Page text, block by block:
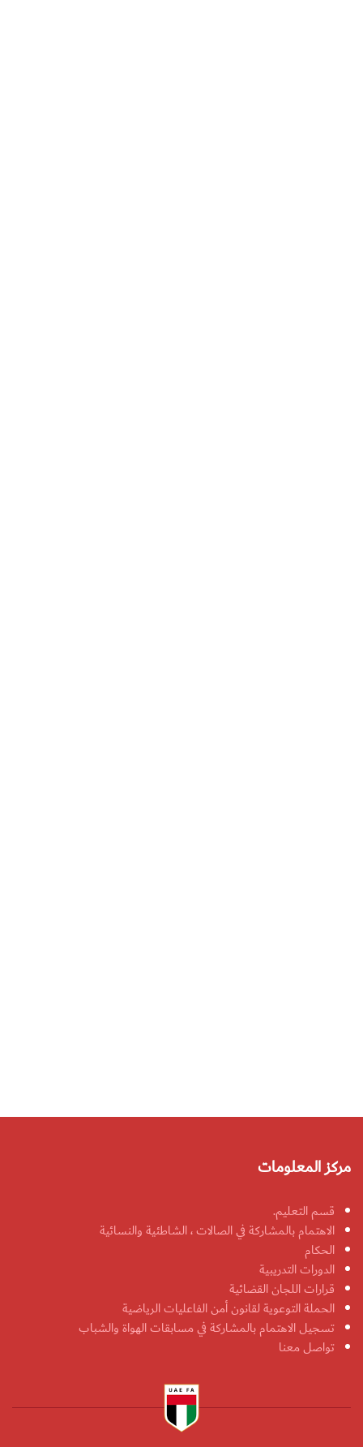
مركز المعلومات
قسم التعليم.
الاهتمام بالمشاركة في الصالات ، الشاطئية والنسائية
الحكام
الدورات التدريبية
قرارات اللجان القضائية
الحملة التوعوية لقانون أمن الفاعليات الرياضية
تسجيل الاهتمام بالمشاركة في مسابقات الهواة والشباب
تواصل معنا